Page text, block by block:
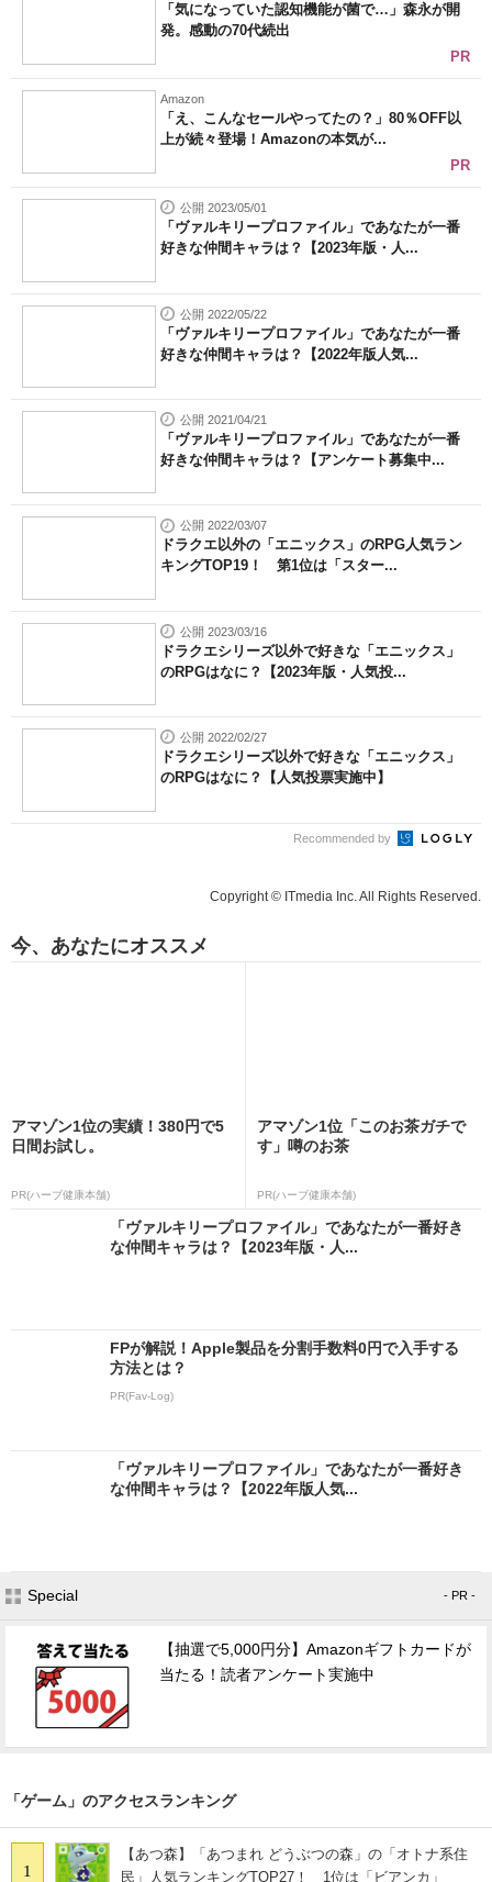
「気になっていた認知機能が菌で…」森永が開
発。感動の70代続出
PR
Amazon
「え、こんなセールやってたの？」80％OFF以
上が続々登場！Amazonの本気が...
PR
公開 2023/05/01
「ヴァルキリープロファイル」であなたが一番
好きな仲間キャラは？【2023年版・人...
公開 2022/05/22
「ヴァルキリープロファイル」であなたが一番
好きな仲間キャラは？【2022年版人気...
公開 2021/04/21
「ヴァルキリープロファイル」であなたが一番
好きな仲間キャラは？【アンケート募集中...
公開 2022/03/07
ドラクエ以外の「エニックス」のRPG人気ラン
キングTOP19！ 第1位は「スター...
公開 2023/03/16
ドラクエシリーズ以外で好きな「エニックス」
のRPGはなに？【2023年版・人気投...
公開 2022/02/27
ドラクエシリーズ以外で好きな「エニックス」
のRPGはなに？【人気投票実施中】
Recommended by
Copyright © ITmedia Inc. All Rights Reserved.
今、あなたにオススメ
アマゾン1位の実績！380円で5
日間お試し。
PR(ハーブ健康本舗)
アマゾン1位「このお茶ガチで
す」噂のお茶
PR(ハーブ健康本舗)
「ヴァルキリープロファイル」であなたが一番好き
な仲間キャラは？【2023年版・人...
FPが解説！Apple製品を分割手数料0円で入手する
方法とは？
PR(Fav-Log)
「ヴァルキリープロファイル」であなたが一番好き
な仲間キャラは？【2022年版人気...
Special - PR -
【抽選で5,000円分】Amazonギフトカードが
当たる！読者アンケート実施中
「ゲーム」のアクセスランキング
1
【あつ森】「あつまれ どうぶつの森」の「オトナ系住
民」人気ランキングTOP27！ 1位は「ビアンカ」